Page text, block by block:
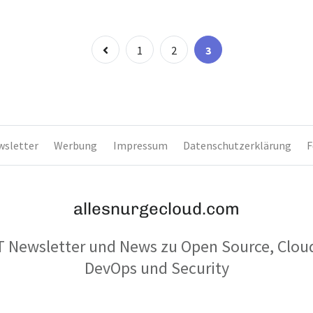
Page
1 Page
2 Page
3
Werbung Impressum Datenschutzerklärung
allesnurgecloud.com
Newsletter und News zu Open Source,
DevOps und Security